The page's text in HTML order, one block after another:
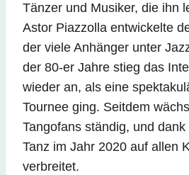
Tänzer und Musiker, die ihn
Astor Piazzolla entwickelte
der viele Anhänger unter
der 80-er Jahre stieg das
wieder an, als eine
Tournee ging. Seitdem
Tangofans ständig, und
Tanz im Jahr 2020 auf allen
verbreitet.